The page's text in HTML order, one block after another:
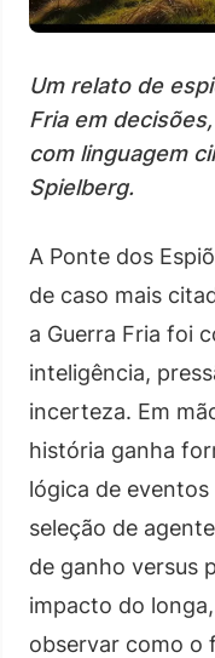
Um relato de
Fria em
com linguagem
Spielberg.
A Ponte dos
de caso mais
a Guerra Fria foi
inteligência,
incerteza. Em
história ganha
lógica de
seleção de
de ganho versus
impacto do
observar como o